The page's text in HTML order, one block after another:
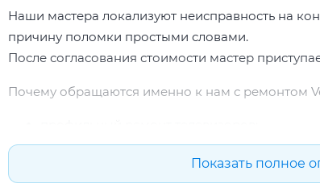
Наши мастера локализуют неисправность на
причину поломки простыми словами.
После согласования стоимости мастер
Почему обращаются именно к нам с ремонтом
опыт по бренду Vestel;
прозрачная смета до начала работ;
подбор проверенных комплектующих.
Показать полное